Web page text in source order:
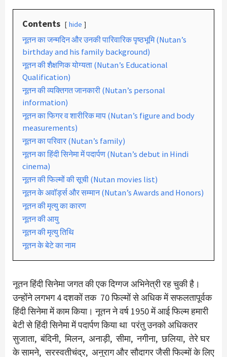
Contents hide
नूतन का जन्मदिन और उनकी पारिवारिक पृष्ठभूमि (Nutan’s
birthday and his family background)
नूतन की शैक्षणिक योग्यता (Nutan’s Educational
Qualification)
नूतन की व्यक्तिगत जानकारी (Nutan’s personal
information)
नूतन का फिगर व शारीरिक माप (Nutan’s figure and body
measurements)
नूतन का परिवार (Nutan’s family)
नूतन का हिंदी सिनेमा में पदार्पण (Nutan’s debut in Hindi
cinema)
नूतन की फिल्मों की सूची (Nutan movies list)
नूतन के अवॉर्ड्स और सम्मान (Nutan’s Awards and Honors)
नूतन की मृत्यु का कारण
नूतन की आयु
नूतन की मृत्यु तिथि
नूतन के बेटे का नाम
नूतन हिंदी सिनेमा जगत की एक दिग्गज अभिनेत्री रह चुकी है।
उन्होंने लगभग 4 दशकों तक 70 फिल्मों से अधिक में सफलतापूर्वक
हिंदी सिनेमा में काम किया। नूतन ने वर्ष 1950 में आई फिल्म हमारी
बेटी से हिंदी सिनेमा में पदार्पण किया था परंतु उनको अधिकतर
सुजाता, बंदिनी, मिलन, अनाड़ी, सीमा, नगीना, छलिया, तेरे घर
के सामने, सरस्वतीचंद्र, अनुराग और सौदागर जैसी फिल्मों के लिए